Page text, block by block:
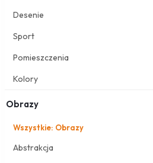
Desenie
Sport
Pomieszczenia
Kolory
Obrazy
Wszystkie: Obrazy
Abstrakcja